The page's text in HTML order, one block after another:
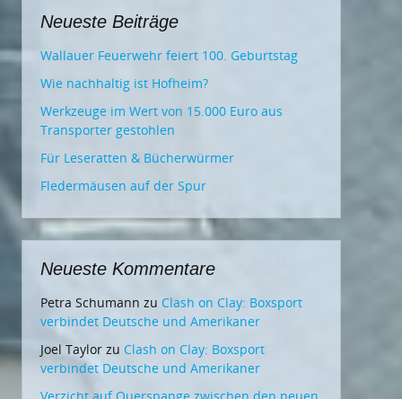
Neueste Beiträge
Wallauer Feuerwehr feiert 100. Geburtstag
Wie nachhaltig ist Hofheim?
Werkzeuge im Wert von 15.000 Euro aus
Transporter gestohlen
Für Leseratten & Bücherwürmer
Fledermäusen auf der Spur
Neueste Kommentare
Petra Schumann zu Clash on Clay: Boxsport
verbindet Deutsche und Amerikaner
Joel Taylor zu Clash on Clay: Boxsport
verbindet Deutsche und Amerikaner